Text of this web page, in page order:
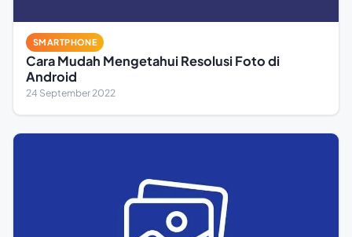
SMARTPHONE
Cara Mudah Mengetahui Resolusi Foto di
Android
24 September 2022